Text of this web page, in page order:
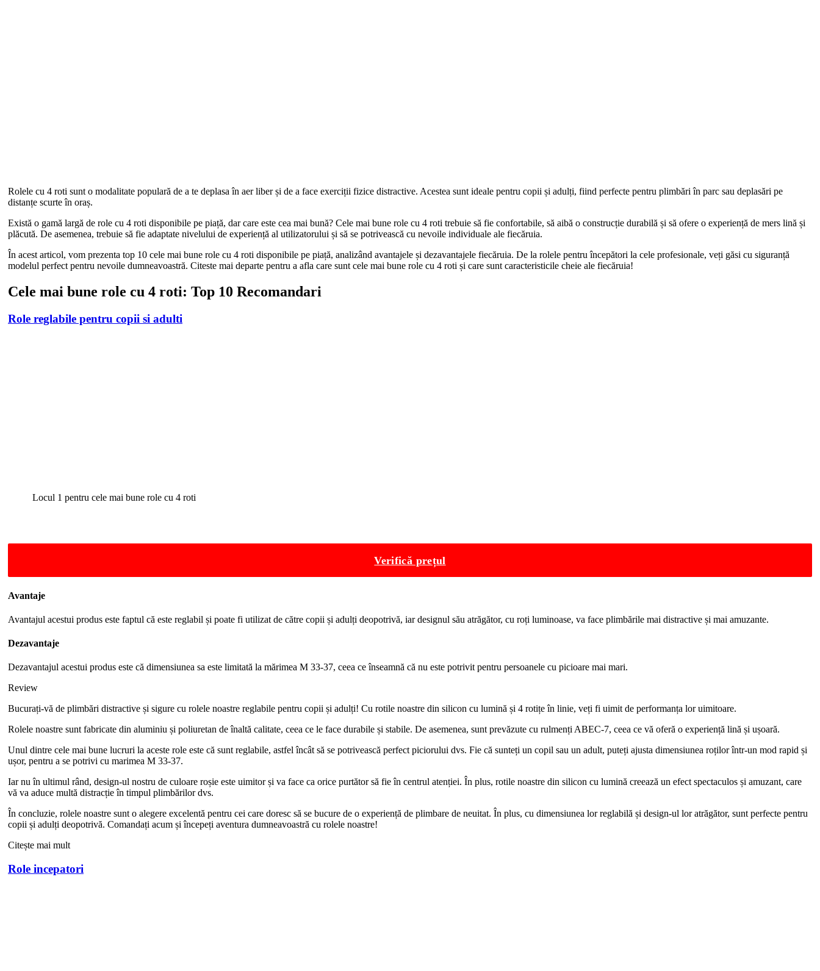
Rolele cu 4 roti sunt o modalitate populară de a te deplasa în aer liber și de a face exerciții fizice distractive. Acestea sunt ideale pentru copii și adulți, fiind perfecte pentru plimbări în parc sau deplasări pe
distanțe scurte în oraș.
Există o gamă largă de role cu 4 roti disponibile pe piață, dar care este cea mai bună? Cele mai bune role cu 4 roti trebuie să fie confortabile, să aibă o construcție durabilă și să ofere o experiență de mers lină și
plăcută. De asemenea, trebuie să fie adaptate nivelului de experiență al utilizatorului și să se potrivească cu nevoile individuale ale fiecăruia.
În acest articol, vom prezenta top 10 cele mai bune role cu 4 roti disponibile pe piață, analizând avantajele și dezavantajele fiecăruia. De la rolele pentru începători la cele profesionale, veți găsi cu siguranță
modelul perfect pentru nevoile dumneavoastră. Citeste mai departe pentru a afla care sunt cele mai bune role cu 4 roti și care sunt caracteristicile cheie ale fiecăruia!
Cele mai bune role cu 4 roti: Top 10 Recomandari
Role reglabile pentru copii si adulti
Locul 1 pentru cele mai bune role cu 4 roti
Verifică prețul
Avantaje
Avantajul acestui produs este faptul că este reglabil și poate fi utilizat de către copii și adulți deopotrivă, iar designul său atrăgător, cu roți luminoase, va face plimbările mai distractive și mai amuzante.
Dezavantaje
Dezavantajul acestui produs este că dimensiunea sa este limitată la mărimea M 33-37, ceea ce înseamnă că nu este potrivit pentru persoanele cu picioare mai mari.
Review
Bucurați-vă de plimbări distractive și sigure cu rolele noastre reglabile pentru copii și adulți! Cu rotile noastre din silicon cu lumină și 4 rotițe în linie, veți fi uimit de performanța lor uimitoare.
Rolele noastre sunt fabricate din aluminiu și poliuretan de înaltă calitate, ceea ce le face durabile și stabile. De asemenea, sunt prevăzute cu rulmenți ABEC-7, ceea ce vă oferă o experiență lină și ușoară.
Unul dintre cele mai bune lucruri la aceste role este că sunt reglabile, astfel încât să se potrivească perfect piciorului dvs. Fie că sunteți un copil sau un adult, puteți ajusta dimensiunea roților într-un mod rapid și
ușor, pentru a se potrivi cu marimea M 33-37.
Iar nu în ultimul rând, design-ul nostru de culoare roșie este uimitor și va face ca orice purtător să fie în centrul atenției. În plus, rotile noastre din silicon cu lumină creează un efect spectaculos și amuzant, care
vă va aduce multă distracție în timpul plimbărilor dvs.
În concluzie, rolele noastre sunt o alegere excelentă pentru cei care doresc să se bucure de o experiență de plimbare de neuitat. În plus, cu dimensiunea lor reglabilă și design-ul lor atrăgător, sunt perfecte pentru
copii și adulți deopotrivă. Comandați acum și începeți aventura dumneavoastră cu rolele noastre!
Citește mai mult
Role incepatori